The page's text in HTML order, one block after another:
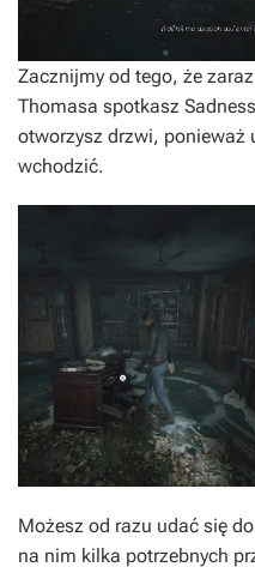
Zacznijmy od tego, że
Thomasa spotkasz
otworzysz drzwi, ponieważ
wchodzić.
Możesz od razu udać się
na nim kilka potrzebnych